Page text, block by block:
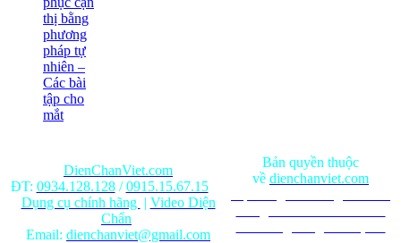
thị bằng
phương
pháp tự
nhiên –
Các bài
tập cho
mắt
DienChanViet.com
ĐT: 0934.128.128/0915.15.67.15
Dụng cụ chính hãng | Video Diện
Chẩn
Email: dienchanviet@gmail.com
Bản quyền thuộc
về dienchanviet.com